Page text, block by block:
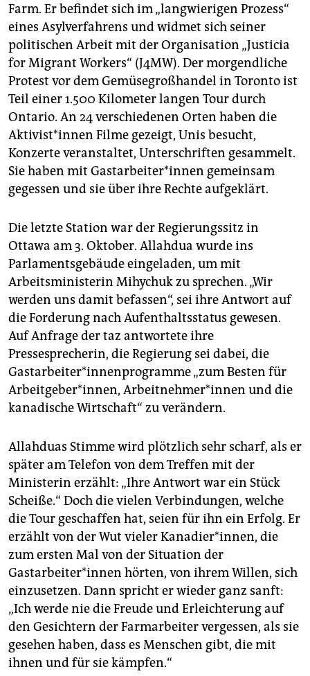
Farm. Er befindet sich im „langwierigen Prozess“
eines Asylverfahrens und widmet sich seiner
politischen Arbeit mit der Organisation „Justicia
for Migrant Workers“ (J4MW). Der morgendliche
Protest vor dem Gemüsegroßhandel in Toronto ist
Teil einer 1.500 Kilometer langen Tour durch
Ontario. An 24 verschiedenen Orten haben die
Aktivist*innen Filme gezeigt, Unis besucht,
Konzerte veranstaltet, Unterschriften gesammelt.
Sie haben mit Gastarbeiter*innen gemeinsam
gegessen und sie über ihre Rechte aufgeklärt.
Die letzte Station war der Regierungssitz in
Ottawa am 3. Oktober. Allahdua wurde ins
Parlamentsgebäude eingeladen, um mit
Arbeitsministerin Mihychuk zu sprechen. „Wir
werden uns damit befassen“, sei ihre Antwort auf
die Forderung nach Aufenthaltsstatus gewesen.
Auf Anfrage der taz antwortete ihre
Pressesprecherin, die Regierung sei dabei, die
Gastarbeiter*innenprogramme „zum Besten für
Arbeitgeber*innen, Arbeitnehmer*innen und die
kanadische Wirtschaft“ zu verändern.
Allahduas Stimme wird plötzlich sehr scharf, als er
später am Telefon von dem Treffen mit der
Ministerin erzählt: „Ihre Antwort war ein Stück
Scheiße.“ Doch die vielen Verbindungen, welche
die Tour geschaffen hat, seien für ihn ein Erfolg. Er
erzählt von der Wut vieler Kanadier*innen, die
zum ersten Mal von der Situation der
Gastarbeiter*innen hörten, von ihrem Willen, sich
einzusetzen. Dann spricht er wieder ganz sanft:
„Ich werde nie die Freude und Erleichterung auf
den Gesichtern der Farmarbeiter vergessen, als sie
gesehen haben, dass es Menschen gibt, die mit
ihnen und für sie kämpfen.“